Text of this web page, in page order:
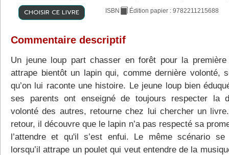
CHOISIR CE LIVRE ISBN Édition papier : 9782211215688
Commentaire descriptif
Un jeune loup part chasser en forêt pour la
attrape bientôt un lapin qui, comme dernière volonté,
qu’on lui raconte une histoire. Le jeune loup bien
ses parents ont enseigné de toujours respecter la
volonté des autres, retourne chez lui chercher un
retour, il découvre que le lapin n’a pas respecté sa
l’attendre et qu'il s’est enfui. Le même scénario se
lorsqu’il attrape un poulet qui veut entendre de la